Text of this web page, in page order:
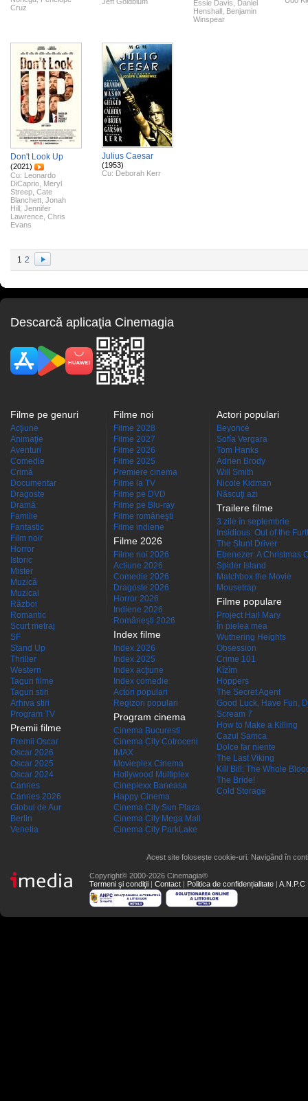
Cruz
Essie Davis
Daniel
Henshall Benjamin
Winspear
Don't Look Up
(2021)
Cu: Leonardo
DiCaprio Meryl
Streep Cate
Blanchett Jonah
Hill Jennifer
Lawrence Chris
Evans
Julius Caesar
(1953)
Cu: Deborah Kerr
1 2
Descarcă aplicaţia Cinemagia
Filme pe genuri
Acţiune
Animaţie
Aventuri
Comedie
Crimă
Documentar
Dragoste
Dramă
Familie
Fantastic
Film noir
Horror
Istoric
Mister
Muzică
Muzical
Război
Romantic
Scurt metraj
SF
Stand Up
Thriller
Western
Taguri filme
Taguri stiri
Arhiva stiri
Program TV
Premii filme
Premii Oscar
Oscar 2026
Oscar 2025
Oscar 2024
Cannes
Cannes 2026
Globul de Aur
Berlin
Venetia
Filme noi
Filme 2028
Filme 2027
Filme 2026
Filme 2025
Premiere cinema
Filme la TV
Filme pe DVD
Filme pe Blu-ray
Filme româneşti
Filme indiene
Filme 2026
Filme noi 2026
Actiune 2026
Comedie 2026
Dragoste 2026
Horror 2026
Indiene 2026
Româneşti 2026
Index filme
Index 2026
Index 2025
Index acţiune
Index comedie
Actori populari
Regizori populari
Program cinema
Cinema Bucuresti
Cinema City Cotroceni
IMAX
Movieplex Cinema
Hollywood Multiplex
Cineplexx Baneasa
Happy Cinema
Cinema City Sun Plaza
Cinema City Mega Mall
Cinema City ParkLake
Actori populari
Beyoncé
Sofía Vergara
Tom Hanks
Adrien Brody
Will Smith
Nicole Kidman
Născuţi azi
Trailere filme
3 zile în septembrie
Insidious: Out of the
The Stunt Driver
Ebenezer: A Christmas
Spider Island
Matchbox the Movie
Mousetrap
Filme populare
Project Hail Mary
În pielea mea
Wuthering Heights
Obsession
Crime 101
Kîzîm
Hoppers
The Secret Agent
Good Luck, Have Fun,
Scream 7
How to Make a Killing
Cazul Samca
Dolce far niente
The Last Viking
Kill Bill: The Whole
The Bride!
Cold Storage
Acest site folosește cookie-uri. Navigând în
Copyright© 2000-2026 Cinemagia®
Termeni şi condiţii | Contact | Politica de confidențialitate | A.N.P.C